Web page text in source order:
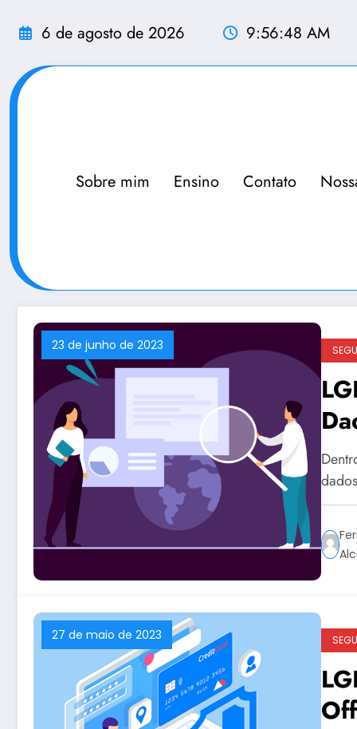
para
conteúdo
6 de agosto de 2026 9:56:49 AM
Sobre mim Ensino Contato
23 de junho de 2023
27 de maio de 2023